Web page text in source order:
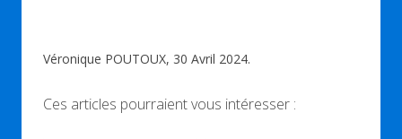
Véronique POUTOUX, 30 Avril 2024.
Ces articles pourraient vous intéresser :